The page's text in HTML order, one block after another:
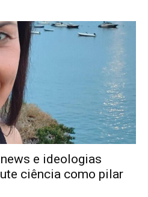
e ideologias
ciência como pilar